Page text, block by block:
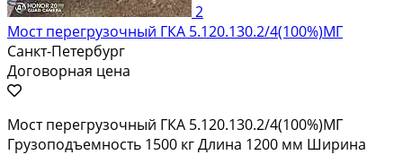
2
Мост перегрузочный ГКА 5.120.130.2/4(100%)МГ
Санкт-Петербург
Договорная цена
Мост перегрузочный ГКА 5.120.130.2/4(100%)МГ
Грузоподъемность 1500 кг Длина 1200 мм Ширина